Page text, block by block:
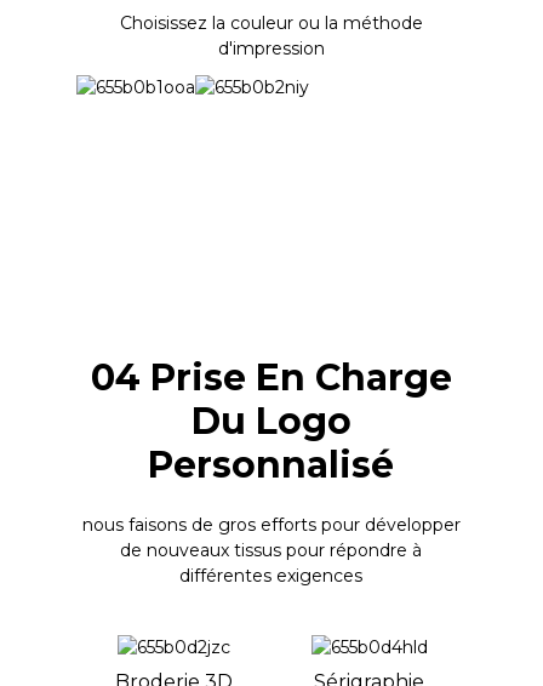
Choisissez la couleur ou la méthode
d'impression
04 Prise En Charge
Du Logo
Personnalisé
nous faisons de gros efforts pour développer
de nouveaux tissus pour répondre à
différentes exigences